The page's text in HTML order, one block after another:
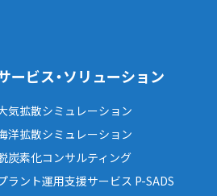
ービス・ソリューション
気拡散シミュレーション
洋拡散シミュレーション
炭素化コンサルティング
ラント運用支援サービス P-SADS